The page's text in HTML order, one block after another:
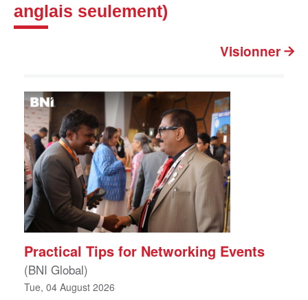
anglais seulement)
Visionner
Practical Tips for Networking Events
(BNI Global)
Tue, 04 August 2026